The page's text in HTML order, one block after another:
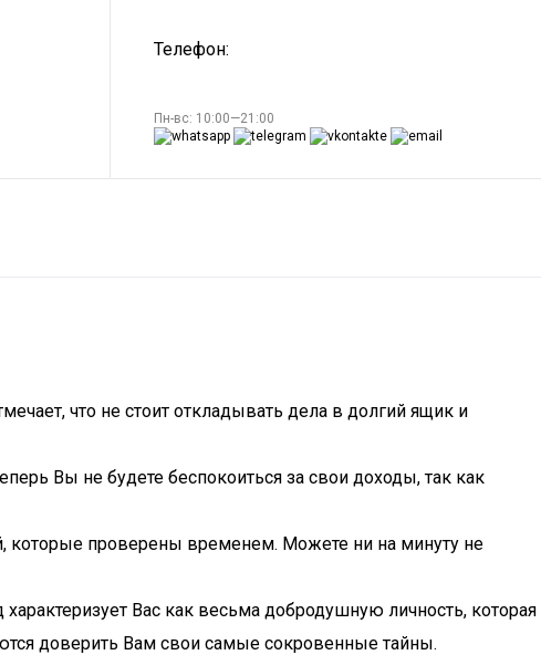
Телефон:
Пн-вс: 10:00—21:00
что не стоит откладывать дела в долгий ящик и
Вы не будете беспокоиться за свои доходы, так как
которые проверены временем. Можете ни на минуту не
Вас как весьма добродушную личность, которая
доверить Вам свои самые сокровенные тайны.